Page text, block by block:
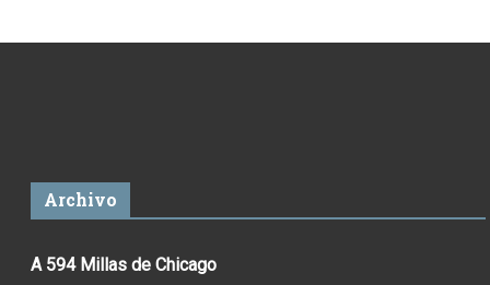
Archivo
A 594 Millas de Chicago